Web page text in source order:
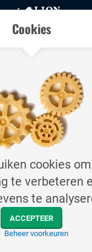
homepage
over kosten
/ M10x110
Cookies
cookies
te verbeteren
te
ACCEPTEER
Beheer voorkeuren